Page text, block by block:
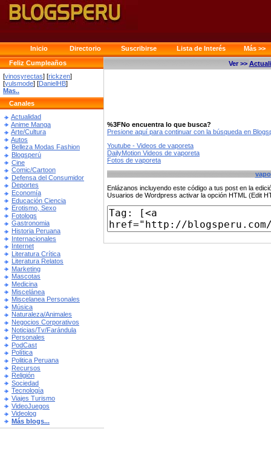
Inicio Directorio Suscribirse Lista de Interés
Más >>
Feliz Cumpleaños
[vinosyrectas] [rickzen]
[yulsmode] [DanielHB]
Mas..
Canales
Actualidad
Anime Manga
Arte/Cultura
Autos
Belleza Modas Fashion
Blogsperú
Cine
Comic/Cartoon
Defensa del Consumidor
Deportes
Economía
Educación Ciencia
Erotismo, Sexo
Fotologs
Gastronomia
Historia Peruana
Internacionales
Internet
Literatura Crítica
Literatura Relatos
Marketing
Mascotas
Medicina
Miscelánea
Miscelanea Personales
Música
Naturaleza/Animales
Negocios Corporativos
Noticias/Tv/Farándula
Personales
PodCast
Política
Politica Peruana
Recursos
Religión
Sociedad
Tecnología
Viajes Turismo
VideoJuegos
Videolog
Más blogs...
Ver >>
%3FNo encuentra lo que busca?
Presione aquí para continuar con la búsqueda en
Youtube - Videos de vaporeta
DailyMotion Videos de vaporeta
Fotos de vaporeta
Enlázanos incluyendo este código a tus post en la
Usuarios de Wordpress activar la opción HTML (Edit